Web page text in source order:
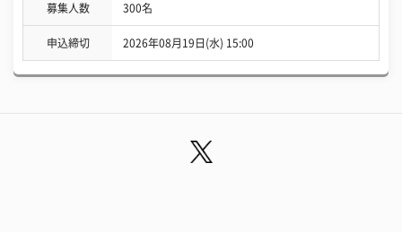
募集人数 300名
申込締切 2026年08月19日(水) 15:00